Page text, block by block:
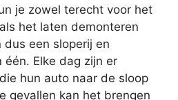
je zowel terecht voor het
het laten demonteren
een sloperij en
Elke dag zijn er
hun auto naar de sloop
gevallen kan het brengen